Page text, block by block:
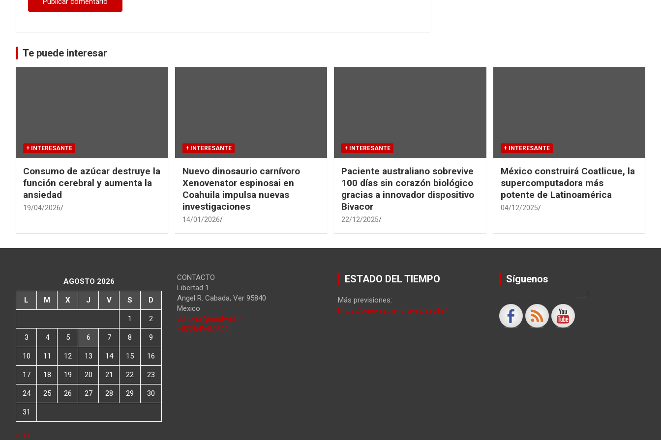
Te puede interesar
+ INTERESANTE
Consumo de azúcar destruye la
función cerebral y aumenta la
ansiedad
19/04/2026
+ INTERESANTE
Nuevo dinosaurio carnívoro
Xenovenator espinosai en
Coahuila impulsa nuevas
investigaciones
14/01/2026
+ INTERESANTE
Paciente australiano sobrevive
100 días sin corazón biológico
gracias a innovador dispositivo
Bivacor
22/12/2025
+ INTERESANTE
México construirá Coatlicue, la
supercomputadora más
potente de Latinoamérica
04/12/2025
AGOSTO 2026
L M X J V S D
1 2
3 4 5 6 7 8 9
10 11 12 13 14 15 16
17 18 19 20 21 22 23
24 25 26 27 28 29 30
31
« Jul
CONTACTO
Libertad 1
Angel R. Cabada, Ver 95840
Mexico
editorial@ncstv.info
+522849460822
ESTADO DEL TIEMPO
Más previsiones:
https://oneweather.org/es/seville/
Síguenos